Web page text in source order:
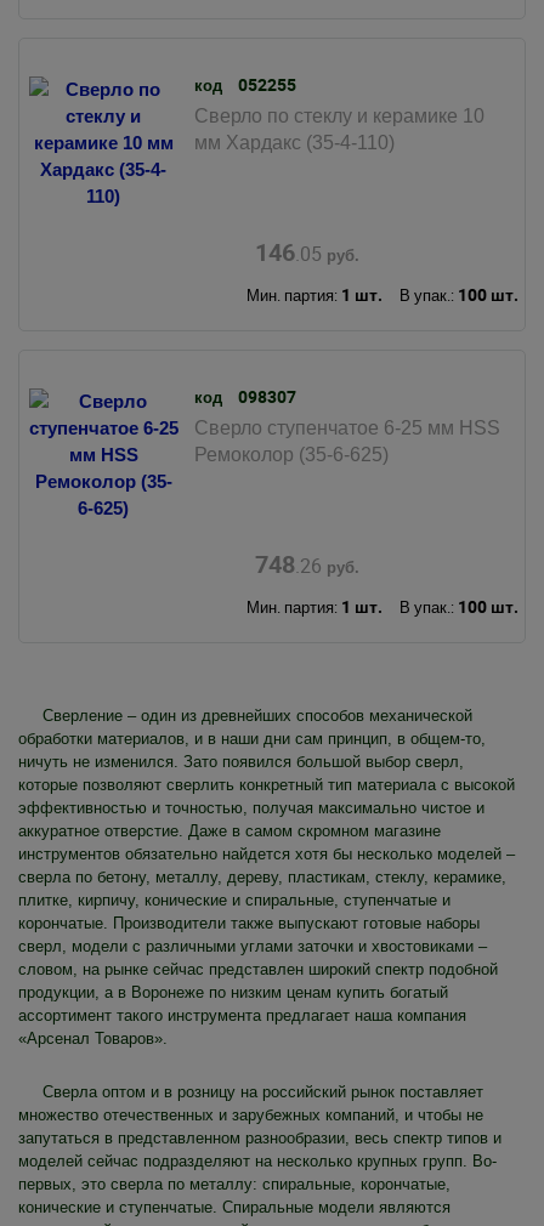
код 052255
Сверло по стеклу и керамике 10
мм Хардакс (35-4-110)
146.05 руб.
Мин. партия: 1 шт. В упак.: 100 шт.
код 098307
Сверло ступенчатое 6-25 мм HSS
Ремоколор (35-6-625)
748.26 руб.
Мин. партия: 1 шт. В упак.: 100 шт.
Сверление – один из древнейших способов механической
обработки материалов, и в наши дни сам принцип, в общем-то,
ничуть не изменился. Зато появился большой выбор сверл,
которые позволяют сверлить конкретный тип материала с высокой
эффективностью и точностью, получая максимально чистое и
аккуратное отверстие. Даже в самом скромном магазине
инструментов обязательно найдется хотя бы несколько моделей –
сверла по бетону, металлу, дереву, пластикам, стеклу, керамике,
плитке, кирпичу, конические и спиральные, ступенчатые и
корончатые. Производители также выпускают готовые наборы
сверл, модели с различными углами заточки и хвостовиками –
словом, на рынке сейчас представлен широкий спектр подобной
продукции, а в Воронеже по низким ценам купить богатый
ассортимент такого инструмента предлагает наша компания
«Арсенал Товаров».
Сверла оптом и в розницу на российский рынок поставляет
множество отечественных и зарубежных компаний, и чтобы не
запутаться в представленном разнообразии, весь спектр типов и
моделей сейчас подразделяют на несколько крупных групп. Во-
первых, это сверла по металлу: спиральные, корончатые,
конические и ступенчатые. Спиральные модели являются